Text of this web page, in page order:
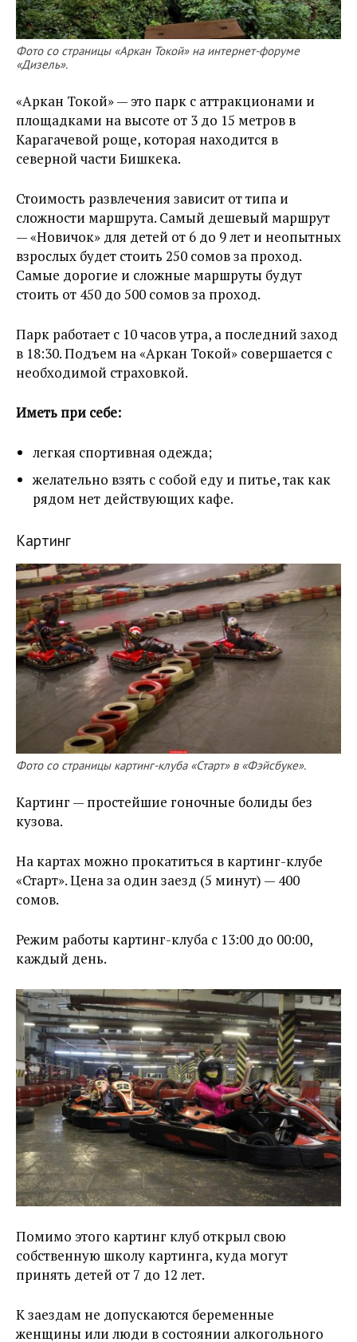
Фото со страницы «Аркан Токой» на интернет-форуме
«Дизель».
«Аркан Токой» — это парк с аттракционами и
площадками на высоте от 3 до 15 метров в
Карагачевой роще, которая находится в
северной части Бишкека.
Стоимость развлечения зависит от типа и
сложности маршрута. Самый дешевый маршрут
— «Новичок» для детей от 6 до 9 лет и неопытных
взрослых будет стоить 250 сомов за проход.
Самые дорогие и сложные маршруты будут
стоить от 450 до 500 сомов за проход.
Парк работает с 10 часов утра, а последний заход
в 18:30. Подъем на «Аркан Токой» совершается с
необходимой страховкой.
Иметь при себе:
легкая спортивная одежда;
желательно взять с собой еду и питье, так как
рядом нет действующих кафе.
Картинг
Фото со страницы картинг-клуба «Старт» в «Фэйсбуке».
Картинг — простейшие гоночные болиды без
кузова.
На картах можно прокатиться в картинг-клубе
«Старт». Цена за один заезд (5 минут) — 400
сомов.
Режим работы картинг-клуба с 13:00 до 00:00,
каждый день.
Помимо этого картинг клуб открыл свою
собственную школу картинга, куда могут
принять детей от 7 до 12 лет.
К заездам не допускаются беременные
женщины или люди в состоянии алкогольного